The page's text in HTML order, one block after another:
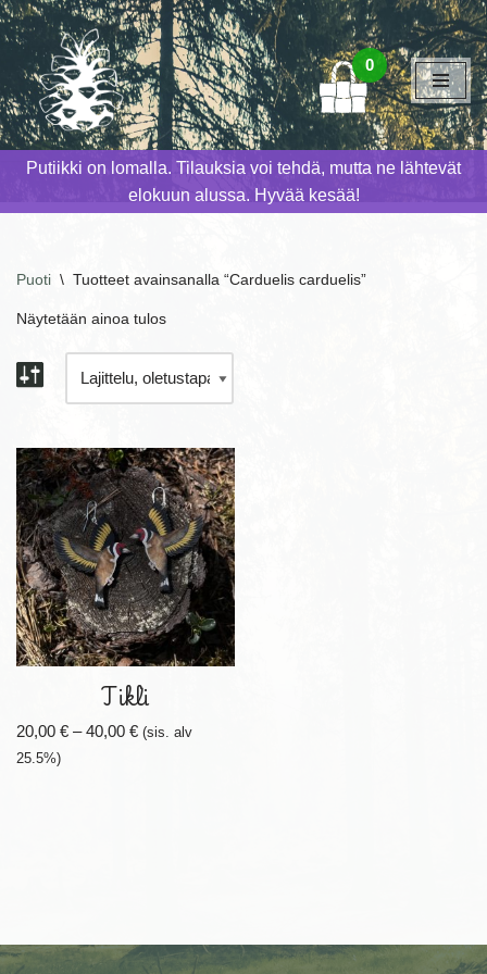
Siirry
suoraan
sisältöön
0
Putiikki on lomalla. Tilauksia voi tehdä, mutta ne lähtevät
elokuun alussa. Hyvää kesää!
Puoti \ Tuotteet avainsanalla “Carduelis carduelis”
Näytetään ainoa tulos
Tikli
20,00 € – 40,00 € (sis. alv
25.5%)